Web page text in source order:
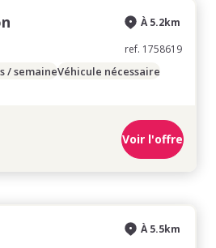
À 5.2km
ref. 1758619
/ semaineVéhicule nécessaire
Voir l'offre
À 5.5km